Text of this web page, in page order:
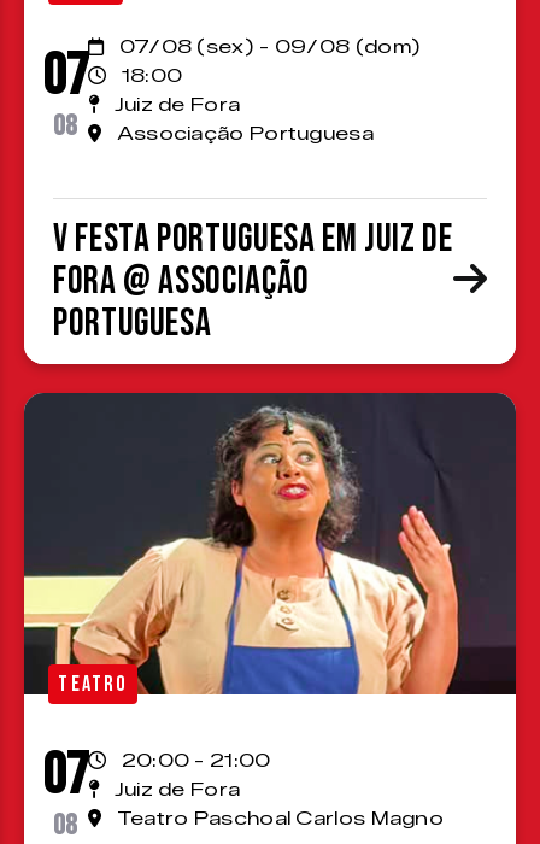
07
08
07/08 (sex) - 09/08 (dom)
18:00
Juiz de Fora
Associação Portuguesa
V Festa Portuguesa em Juiz de
Fora @ Associação
Portuguesa
TEATRO
07
08
20:00 - 21:00
Juiz de Fora
Teatro Paschoal Carlos Magno